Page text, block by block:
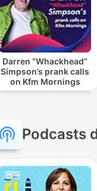
Darren “Whackhead”
Simpson’s prank calls
on Kfm Mornings
Podcasts